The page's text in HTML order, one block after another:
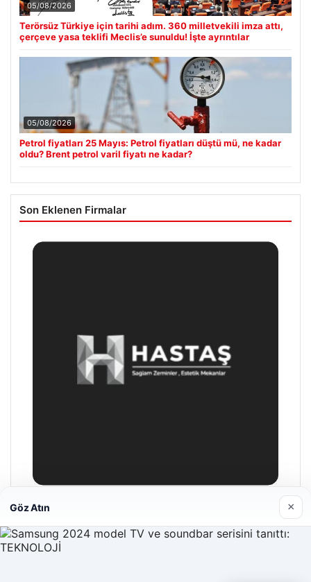
05/08/2026
Terörsüz Türkiye için tarihi adım. 360 milletvekili imza attı,
çerçeve yasa teklifi Meclis’e sunuldu! İşte ayrıntılar
05/08/2026
Petrol fiyatları 25 Mayıs: Petrol fiyatları düştü mü, ne kadar
oldu? Brent petrol varil fiyatı ne kadar?
Son Eklenen Firmalar
Hastaş Beton
26/05/2026
Göz Atın ×